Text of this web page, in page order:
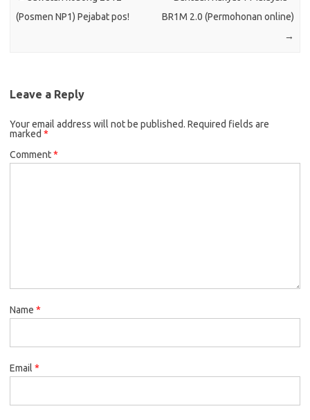
(Posmen NP1) Pejabat pos!
BR1M 2.0 (Permohonan online)
→
Leave a Reply
Your email address will not be published. Required fields are
marked *
Comment*
Name *
Email *